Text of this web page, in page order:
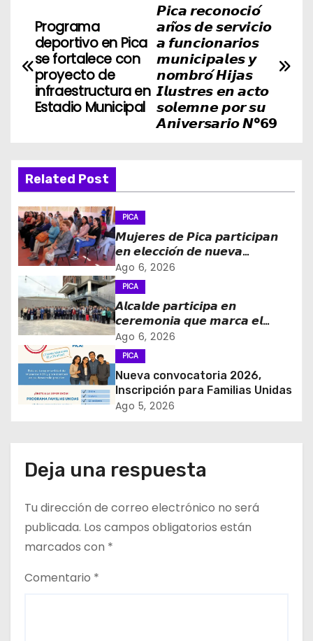
N
v
a
c
i
ó
n
d
e
e
n
r
d
a
s
𝙋𝙞𝙘𝙖 𝙧𝙚𝙘𝙤𝙣𝙤𝙘𝙞𝙤́
𝙖𝙣̃𝙤𝙨 𝙙𝙚 𝙨𝙚𝙧𝙫𝙞𝙘𝙞𝙤
𝙖 𝙛𝙪𝙣𝙘𝙞𝙤𝙣𝙖𝙧𝙞𝙤𝙨
𝙢𝙪𝙣𝙞𝙘𝙞𝙥𝙖𝙡𝙚𝙨 𝙮
𝙣𝙤𝙢𝙗𝙧𝙤́ 𝙃𝙞𝙟𝙖𝙨
𝙄𝙡𝙪𝙨𝙩𝙧𝙚𝙨 𝙚𝙣 𝙖𝙘𝙩𝙤
𝙨𝙤𝙡𝙚𝙢𝙣𝙚 𝙥𝙤𝙧 𝙨𝙪
𝘼𝙣𝙞𝙫𝙚𝙧𝙨𝙖𝙧𝙞𝙤 𝙉°𝟲𝟵
Programa
deportivo en Pica
se fortalece con
proyecto de
infraestructura en
Estadio Municipal
Related Post
PICA
𝙈𝙪𝙟𝙚𝙧𝙚𝙨 𝙙𝙚 𝙋𝙞𝙘𝙖 𝙥𝙖𝙧𝙩𝙞𝙘𝙞𝙥𝙖𝙣
𝙚𝙣 𝙚𝙡𝙚𝙘𝙘𝙞𝙤́𝙣 𝙙𝙚 𝙣𝙪𝙚𝙫𝙖
𝙙𝙞𝙧𝙚𝙘𝙩𝙞𝙫𝙖 𝙙𝙚 𝙡𝙖 𝙈𝙚𝙨𝙖 𝙙𝙚 𝙡𝙖
𝙈𝙪𝙟𝙚𝙧 𝙍𝙪𝙧𝙖𝙡 𝙚 𝙄𝙣𝙙𝙞́𝙜𝙚𝙣𝙖
Ago 6, 2026
PICA
𝘼𝙡𝙘𝙖𝙡𝙙𝙚 𝙥𝙖𝙧𝙩𝙞𝙘𝙞𝙥𝙖 𝙚𝙣
𝙘𝙚𝙧𝙚𝙢𝙤𝙣𝙞𝙖 𝙦𝙪𝙚 𝙢𝙖𝙧𝙘𝙖 𝙚𝙡
𝙞𝙣𝙜𝙧𝙚𝙨𝙤 𝙙𝙚 𝙚𝙜𝙧𝙚𝙨𝙖𝙙𝙤𝙨 𝙙𝙚𝙡
𝙇𝙞𝙘𝙚𝙤 𝘽𝙞𝙘𝙚𝙣𝙩𝙚𝙣𝙖𝙧𝙞𝙤 𝙋𝙖𝙙𝙧𝙚
𝘼𝙡𝙗𝙚𝙧𝙩𝙤 𝙃𝙪𝙧𝙩𝙖𝙙𝙤 𝙙𝙚 𝙋𝙞𝙘𝙖 𝙖 𝙡𝙖
𝙞𝙣𝙙𝙪𝙨𝙩𝙧𝙞𝙖 𝙢𝙞𝙣𝙚𝙧𝙖
Ago 6, 2026
PICA
Nueva convocatoria 2026,
Inscripción para Familias Unidas
Ago 5, 2026
Deja una respuesta
Tu dirección de correo electrónico no será
publicada. Los campos obligatorios están
marcados con *
Comentario *